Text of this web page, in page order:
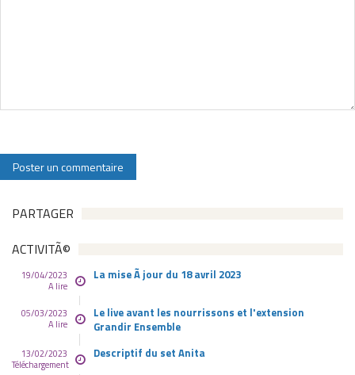
PARTAGER
ACTIVITÃ©
19/04/2023
A lire
La mise Ã jour du 18 avril 2023
05/03/2023
A lire
Le live avant les nourrissons et l'extension
Grandir Ensemble
13/02/2023
Téléchargement
Descriptif du set Anita